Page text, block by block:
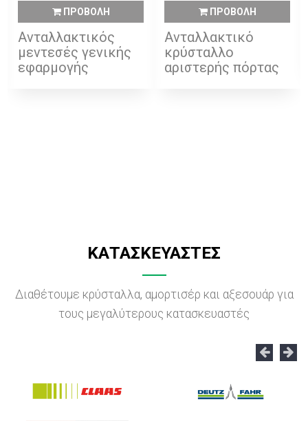
ΠΡΟΒΟΛΗ
Ανταλλακτικός
μεντεσές γενικής
εφαρμογής
ΠΡΟΒΟΛΗ
Ανταλλακτικό
κρύσταλλο
αριστερής πόρτας
ΚΑΤΑΣΚΕΥΑΣΤΕΣ
Διαθέτουμε κρύσταλλα, αμορτισέρ και αξεσουάρ για
τους μεγαλύτερους κατασκευαστές